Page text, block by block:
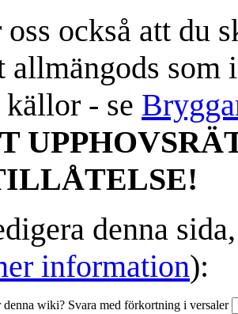
också att du
som
- se
denna
information):
wiki? Svara med förkortning i versaler